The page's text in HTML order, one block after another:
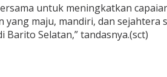
untuk meningkatkan
maju, mandiri, dan sejahtera
Selatan,” tandasnya.(sct)